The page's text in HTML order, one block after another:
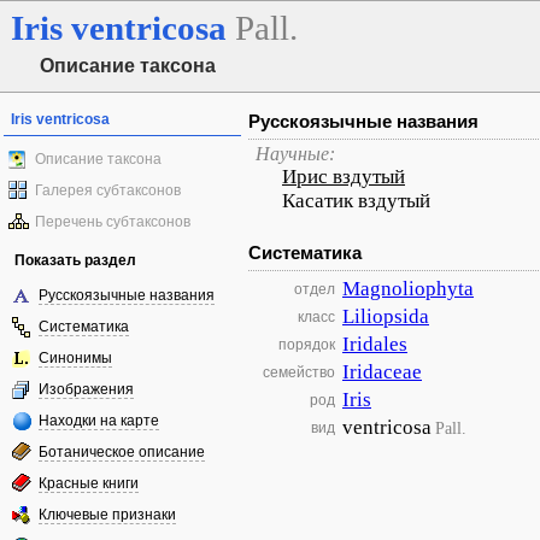
Iris ventricosa Pall.
Описание таксона
Iris ventricosa
Описание таксона
Галерея субтаксонов
Перечень субтаксонов
Показать раздел
Русскоязычные названия
Систематика
Синонимы
Изображения
Находки на карте
Ботаническое описание
Красные книги
Ключевые признаки
Русскоязычные названия
Научные:
Ирис вздутый
Касатик вздутый
Систематика
отдел Magnoliophyta
класс Liliopsida
порядок Iridales
семейство Iridaceae
род Iris
вид ventricosaPall.